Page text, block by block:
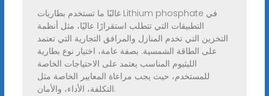
غالبًا ما تستخدم بطاريات Lithium phosphate في
التطبيقات التي تتطلب استقرارًا عاليًا، مثل أنظمة
التخزين التي تخدم المنازل والمرافق التجارية التي تعتمد
على الطاقة الشمسية. بصفة عامة، اختيار نوع بطارية
الليثيوم المناسب يعتمد على الاحتياجات الخاصة
للمستخدم، حيث يجب مراعاة المعايير الخاصة مثل
التكلفة، الأداء، والأمان.